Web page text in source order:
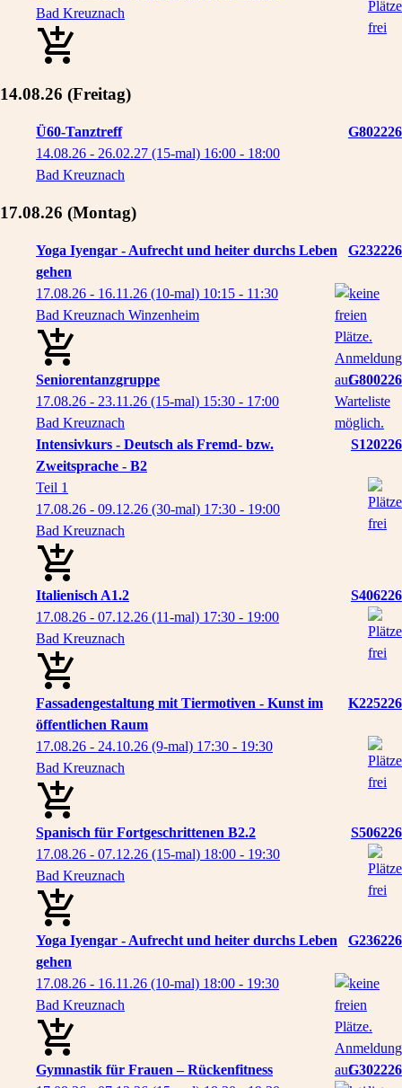
Bad Kreuznach
14.08.26 (Freitag)
Ü60-Tanztreff
G802226
14.08.26 - 26.02.27 (15-mal) 16:00 - 18:00
Bad Kreuznach
17.08.26 (Montag)
Yoga Iyengar - Aufrecht und heiter durchs Leben
gehen
G232226
17.08.26 - 16.11.26 (10-mal) 10:15 - 11:30
Bad Kreuznach Winzenheim
Seniorentanzgruppe
G800226
17.08.26 - 23.11.26 (15-mal) 15:30 - 17:00
Bad Kreuznach
Intensivkurs - Deutsch als Fremd- bzw.
Zweitsprache - B2
S120226
Teil 1
17.08.26 - 09.12.26 (30-mal) 17:30 - 19:00
Bad Kreuznach
Italienisch A1.2
S406226
17.08.26 - 07.12.26 (11-mal) 17:30 - 19:00
Bad Kreuznach
Fassadengestaltung mit Tiermotiven - Kunst im
öffentlichen Raum
K225226
17.08.26 - 24.10.26 (9-mal) 17:30 - 19:30
Bad Kreuznach
Spanisch für Fortgeschrittenen B2.2
S506226
17.08.26 - 07.12.26 (15-mal) 18:00 - 19:30
Bad Kreuznach
Yoga Iyengar - Aufrecht und heiter durchs Leben
gehen
G236226
17.08.26 - 16.11.26 (10-mal) 18:00 - 19:30
Bad Kreuznach
Gymnastik für Frauen – Rückenfitness
G302226